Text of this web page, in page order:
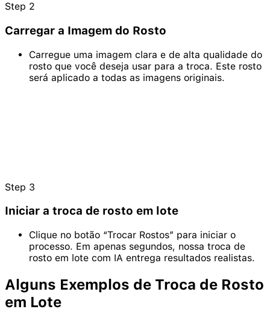
Step 2
Carregar a Imagem do Rosto
Carregue uma imagem clara e de alta qualidade do
rosto que você deseja usar para a troca. Este rosto
será aplicado a todas as imagens originais.
Step 3
Iniciar a troca de rosto em lote
Clique no botão “Trocar Rostos” para iniciar o
processo. Em apenas segundos, nossa troca de
rosto em lote com IA entrega resultados realistas.
Alguns Exemplos de Troca de Rosto
em Lote